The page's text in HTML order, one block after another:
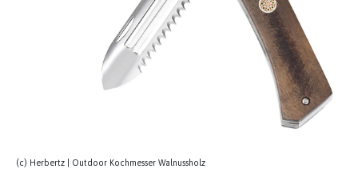
(c) Herbertz | Outdoor Kochmesser Walnussholz